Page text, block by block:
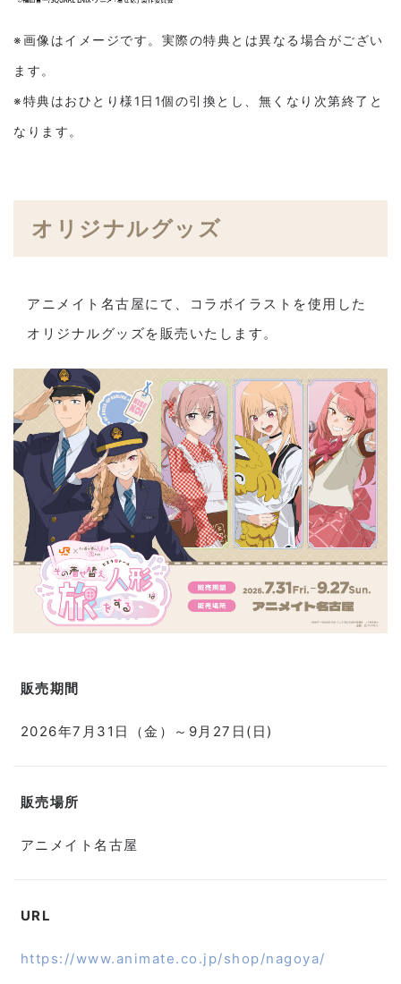
※画像はイメージです。実際の特典とは異なる場合がござい
ます。
※特典はおひとり様1日1個の引換とし、無くなり次第終了と
なります。
オリジナルグッズ
アニメイト名古屋にて、コラボイラストを使用した
オリジナルグッズを販売いたします。
販売期間
2026年7月31日（金）～9月27日(日)
販売場所
アニメイト名古屋
URL
https://www.animate.co.jp/shop/nagoya/